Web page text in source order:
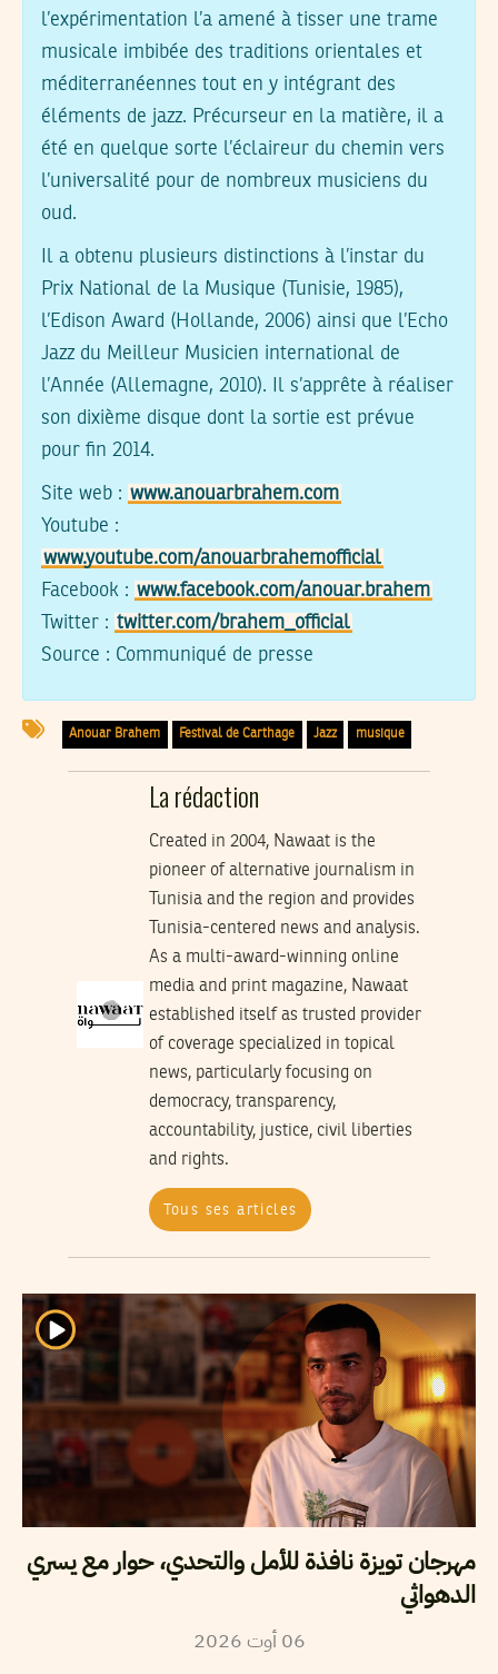
l’expérimentation l’a amené à tisser une trame
musicale imbibée des traditions orientales et
méditerranéennes tout en y intégrant des
éléments de jazz. Précurseur en la matière, il a
été en quelque sorte l’éclaireur du chemin vers
l’universalité pour de nombreux musiciens du
oud.
Il a obtenu plusieurs distinctions à l’instar du
Prix National de la Musique (Tunisie, 1985),
l’Edison Award (Hollande, 2006) ainsi que l’Echo
Jazz du Meilleur Musicien international de
l’Année (Allemagne, 2010). Il s’apprête à réaliser
son dixième disque dont la sortie est prévue
pour fin 2014.
Site web : www.anouarbrahem.com
Youtube :
www.youtube.com/anouarbrahemofficial
Facebook : www.facebook.com/anouar.brahem
Twitter : twitter.com/brahem_official
Source : Communiqué de presse
Anouar Brahem Festival de Carthage Jazz musique
La rédaction
Created in 2004, Nawaat is the
pioneer of alternative journalism in
Tunisia and the region and provides
Tunisia-centered news and analysis.
As a multi-award-winning online
media and print magazine, Nawaat
established itself as trusted provider
of coverage specialized in topical
news, particularly focusing on
democracy, transparency,
accountability, justice, civil liberties
and rights.
Tous ses articles
مهرجان تويزة نافذة للأمل والتحدي، حوار مع يسري
الدهواثي
06 أوت2026